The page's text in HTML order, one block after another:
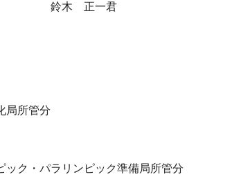
鈴木 正一君
局所管分
ク・パラリンピック準備局所管分